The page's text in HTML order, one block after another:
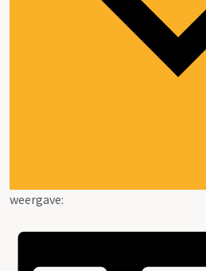
weergave: